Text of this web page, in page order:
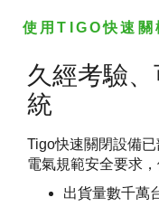
使用TIGO快速關
久經考驗
統
Tigo快速關閉設備
電氣規範安全要求
出貨量數千萬